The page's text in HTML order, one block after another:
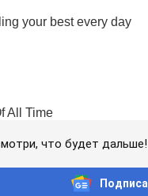
что будет дальше!